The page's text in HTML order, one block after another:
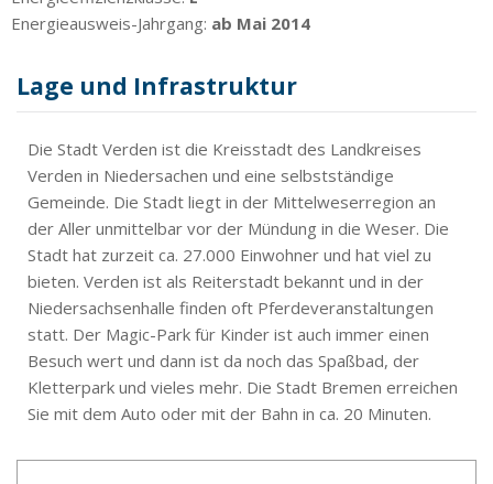
Energieausweis-Jahrgang: ab Mai 2014
Lage und Infrastruktur
Die Stadt Verden ist die Kreisstadt des Landkreises
Verden in Niedersachen und eine selbstständige
Gemeinde. Die Stadt liegt in der Mittelweserregion an
der Aller unmittelbar vor der Mündung in die Weser. Die
Stadt hat zurzeit ca. 27.000 Einwohner und hat viel zu
bieten. Verden ist als Reiterstadt bekannt und in der
Niedersachsenhalle finden oft Pferdeveranstaltungen
statt. Der Magic-Park für Kinder ist auch immer einen
Besuch wert und dann ist da noch das Spaßbad, der
Kletterpark und vieles mehr. Die Stadt Bremen erreichen
Sie mit dem Auto oder mit der Bahn in ca. 20 Minuten.